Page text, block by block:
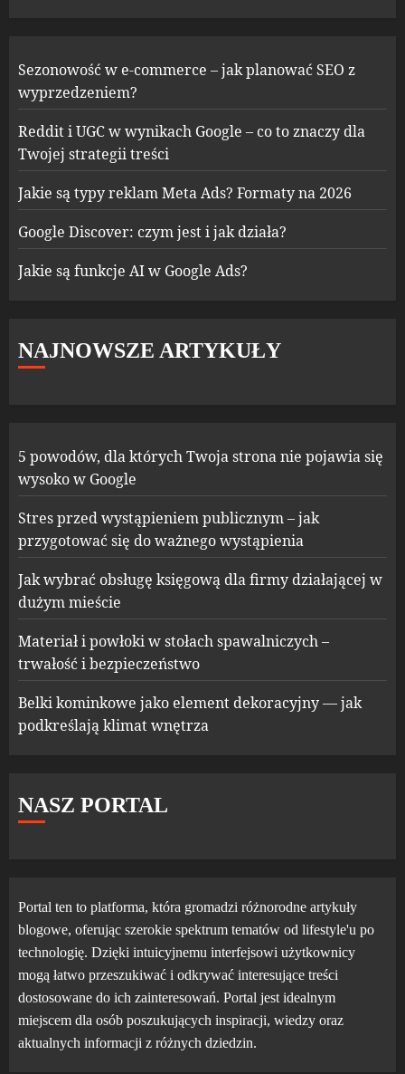
Sezonowość w e-commerce – jak planować SEO z
wyprzedzeniem?
Reddit i UGC w wynikach Google – co to znaczy dla
Twojej strategii treści
Jakie są typy reklam Meta Ads? Formaty na 2026
Google Discover: czym jest i jak działa?
Jakie są funkcje AI w Google Ads?
NAJNOWSZE ARTYKUŁY
5 powodów, dla których Twoja strona nie pojawia się
wysoko w Google
Stres przed wystąpieniem publicznym – jak
przygotować się do ważnego wystąpienia
Jak wybrać obsługę księgową dla firmy działającej w
dużym mieście
Materiał i powłoki w stołach spawalniczych –
trwałość i bezpieczeństwo
Belki kominkowe jako element dekoracyjny — jak
podkreślają klimat wnętrza
NASZ PORTAL
Portal ten to platforma, która gromadzi różnorodne artykuły
blogowe, oferując szerokie spektrum tematów od lifestyle'u po
technologię. Dzięki intuicyjnemu interfejsowi użytkownicy
mogą łatwo przeszukiwać i odkrywać interesujące treści
dostosowane do ich zainteresowań. Portal jest idealnym
miejscem dla osób poszukujących inspiracji, wiedzy oraz
aktualnych informacji z różnych dziedzin.